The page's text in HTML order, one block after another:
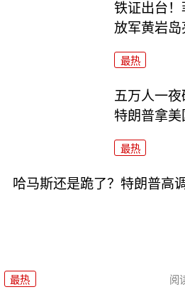
铁证出台
放军黄岩岛
最热
五万人一夜
特朗普拿美
最热
哈马斯还是跪了？特朗普高
最热 阅